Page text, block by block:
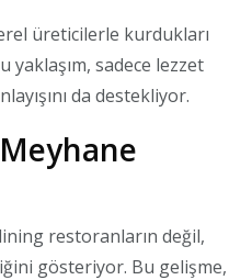
üreticilerle kurdukları
sadece lezzet
da destekliyor.
restoranların değil,
gösteriyor. Bu gelişme,